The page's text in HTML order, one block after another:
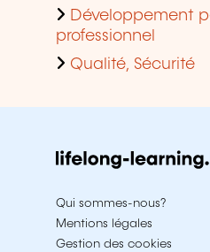
Développement
professionnel
Qualité, Sécurité
Qui sommes-nous?
Mentions légales
Gestion des cookies